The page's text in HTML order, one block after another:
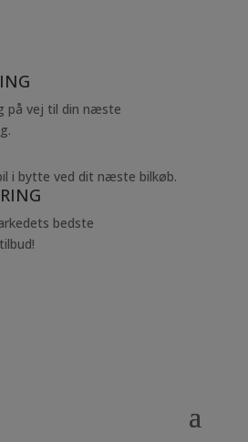
på vej til din næste
i bytte ved dit næste bilkøb.
bedste